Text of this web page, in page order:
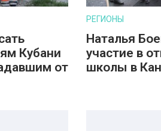
Кубани
от
РЕГИОНЫ
Наталья
участие в
школы в